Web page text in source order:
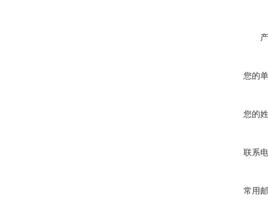
您的
您的
联系
常用